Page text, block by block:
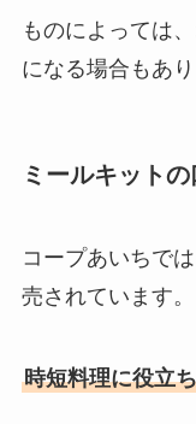
ものによっては
になる場合もあり
ミールキットの
コープあいちで
売されています。
時短料理に役立ち